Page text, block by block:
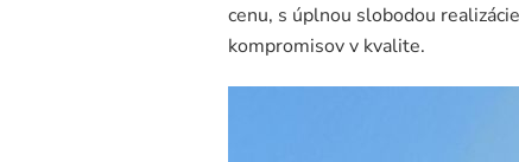
cenu, s úplnou slobodou
kompromisov v kvalite.